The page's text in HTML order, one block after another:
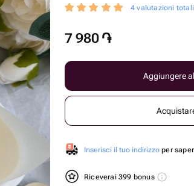
4 valutazioni totali
7 980 ֏
Aggiungere
Inserisci il tuo indirizzo per
Riceverai 399 bonus